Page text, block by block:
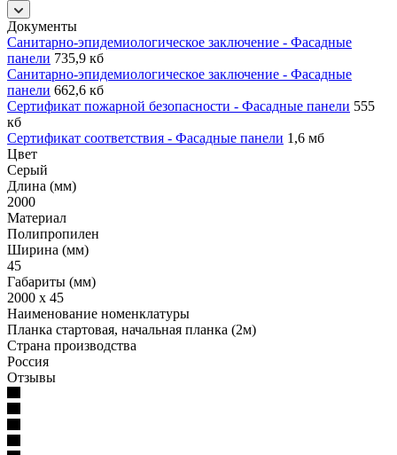
Документы
Санитарно-эпидемиологическое заключение - Фасадные
панели 735,9 кб
Санитарно-эпидемиологическое заключение - Фасадные
панели 662,6 кб
Сертификат пожарной безопасности - Фасадные панели 555
кб
Сертификат соответствия - Фасадные панели 1,6 мб
Цвет
Серый
Длина (мм)
2000
Материал
Полипропилен
Ширина (мм)
45
Габариты (мм)
2000 x 45
Наименование номенклатуры
Планка стартовая, начальная планка (2м)
Страна производства
Россия
Отзывы